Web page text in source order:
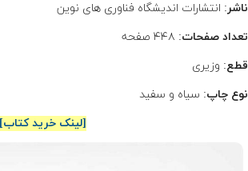
ناشر: انتشارات اندیشگاه فناوری های نوین
تعداد صفحات: ۴۴۸ صفحه
قطع: وزیری
نوع چاپ: سیاه و سفید
[لینک خرید کتاب]